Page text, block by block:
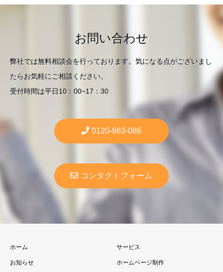
お問い合わせ
弊社では無料相談会を行っております。気になる点がございまし
たらお気軽にご相談ください。
受付時間は平日10：00~17：30
0120-963-086
コンタクトフォーム
ホーム
お知らせ
サービス
ホームページ制作